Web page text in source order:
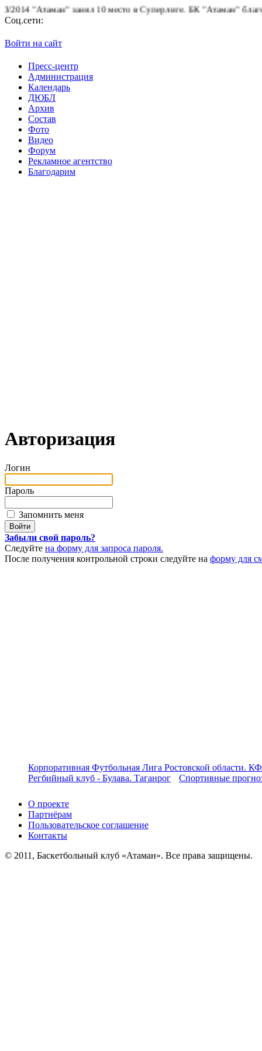
"Атаман" занял 10 место в Суперлиге.БК "Атаман"
Соц.сети:
Войти на сайт
Пресс-центр
Администрация
Календарь
ДЮБЛ
Архив
Состав
Фото
Видео
Форум
Рекламное агентство
Благодарим
Авторизация
Логин
Пароль
Запомнить меня
Забыли свой пароль?
Следуйте на форму для запроса пароля.
После получения контрольной строки следуйте на форму для
Корпоративная Футбольная Лига Ростовской области.
Регбийный клуб - Булава. Таганрог
Спортивные
О проекте
Партнёрам
Пользовательское соглашение
Контакты
© 2011, Баскетбольный клуб «Атаман». Все права защищены.